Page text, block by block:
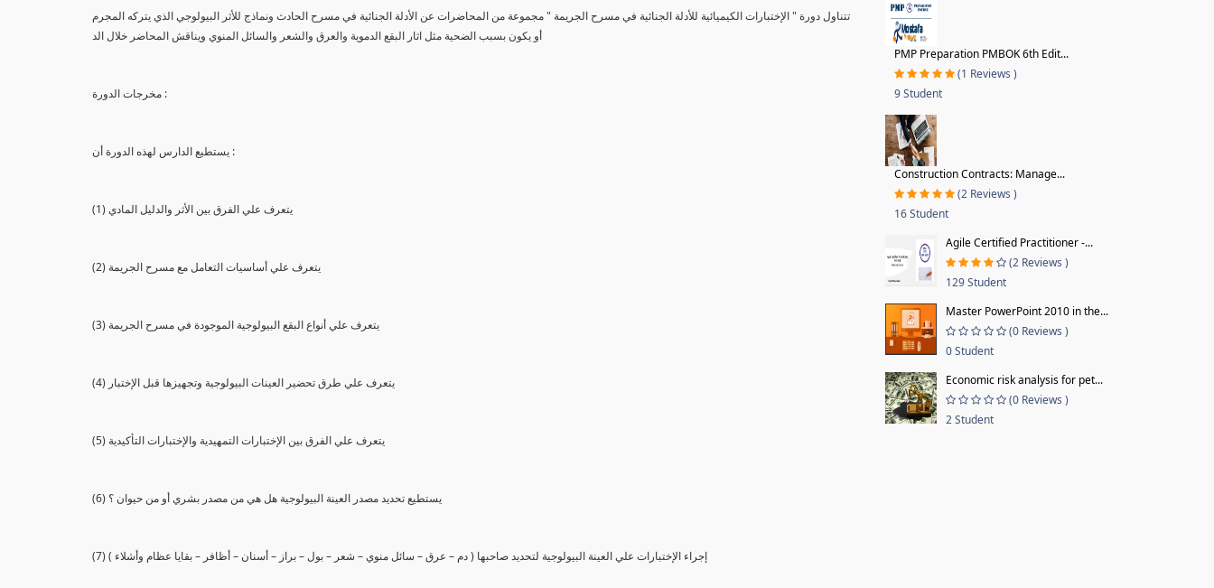
تتناول دورة " الإختبارات الكيميائية للأدلة الجنائية في مسرح الجريمة " مجموعة من المحاضرات عن الأدلة الجنائية في مسرح الحادث ونماذج للأثر البيولوجي الذي يتركه المجرم
أو يكون بسبب الضحية مثل اثار البقع الدموية والعرق والشعر والسائل المنوي ويناقش المحاضر خلال الد
مخرجات الدورة :
يستطيع الدارس لهذه الدورة أن :
(1) يتعرف علي الفرق بين الأثر والدليل المادي
(2) يتعرف علي أساسيات التعامل مع مسرح الجريمة
(3) يتعرف علي أنواع البقع البيولوجية الموجودة في مسرح الجريمة
(4) يتعرف علي طرق تحضير العينات البيولوجية وتجهيزها قبل الإختبار
(5) يتعرف علي الفرق بين الإختبارات التمهيدية والإختبارات التأكيدية
(6) يستطيع تحديد مصدر العينة البيولوجية هل هي من مصدر بشري أو من حيوان ؟
(7) إجراء الإختبارات علي العينة البيولوجية لتحديد صاحبها ( دم – عرق – سائل منوي – شعر – بول – براز – أسنان – أظافر – بقايا عظام وأشلاء )
PMP Preparation PMBOK 6th Edit...
(1 Reviews )
9 Student
Construction Contracts: Manage...
(2 Reviews )
16 Student
Agile Certified Practitioner -...
(2 Reviews )
129 Student
Master PowerPoint 2010 in the...
(0 Reviews )
0 Student
Economic risk analysis for pet...
(0 Reviews )
2 Student